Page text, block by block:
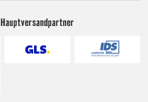
Hauptversandpartner